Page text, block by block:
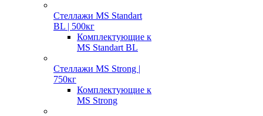
Стеллажи MS Standart
BL | 500кг
Комплектующие к
MS Standart BL
Стеллажи MS Strong |
750кг
Комплектующие к
MS Strong